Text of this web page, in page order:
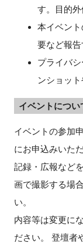
す。目的外
本イベン
要など報告
プライバ
ンショッ
イベントについ
イベントの参加
にお申込みいた
記録・広報など
画で撮影する場
い。
内容等は変更に
ださい。 登壇者